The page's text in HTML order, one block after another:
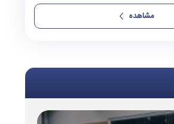
مشاهده